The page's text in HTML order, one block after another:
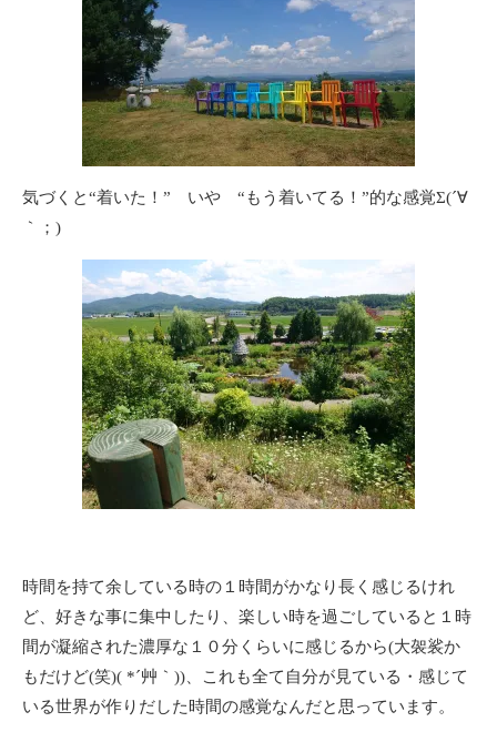
気づくと“着いた！” いや “もう着いてる！”的な感覚Σ(´∀
｀；)
時間を持て余している時の１時間がかなり長く感じるけれ
ど、好きな事に集中したり、楽しい時を過ごしていると１時
間が凝縮された濃厚な１０分くらいに感じるから(大袈裟か
もだけど(笑)( *´艸｀))、これも全て自分が見ている・感じて
いる世界が作りだした時間の感覚なんだと思っています。